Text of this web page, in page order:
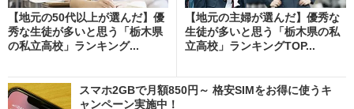
【地元の50代以上が選んだ】優
秀な生徒が多いと思う「栃木県
の私立高校」ランキング...
【地元の主婦が選んだ】優秀な
生徒が多いと思う「栃木県の私
立高校」ランキングTOP...
スマホ2GBで月額850円～ 格安SIMをお得に使うキ
ャンペーン実施中！